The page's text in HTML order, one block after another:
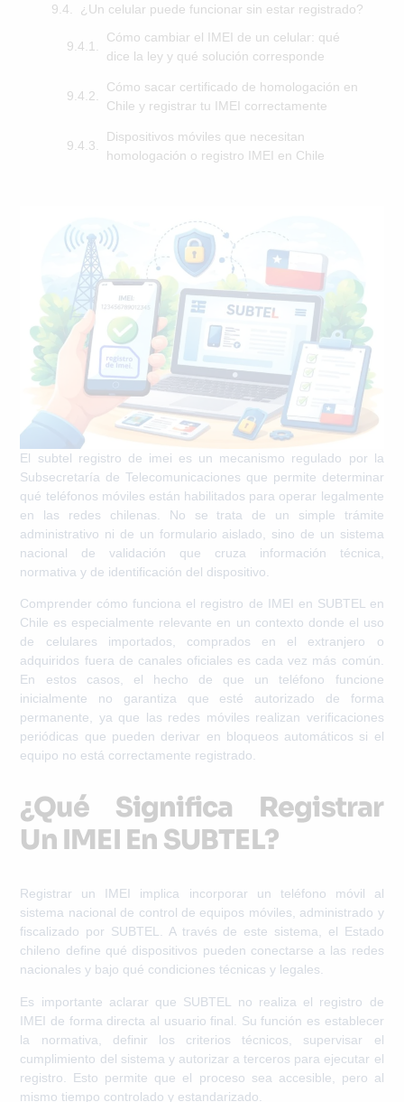
¿Un celular puede funcionar sin estar registrado?
Cómo cambiar el IMEI de un celular: qué
dice la ley y qué solución corresponde
Cómo sacar certificado de homologación en
Chile y registrar tu IMEI correctamente
Dispositivos móviles que necesitan
homologación o registro IMEI en Chile
El subtel registro de imei es un mecanismo regulado por la
Subsecretaría de Telecomunicaciones que permite determinar
qué teléfonos móviles están habilitados para operar legalmente
en las redes chilenas. No se trata de un simple trámite
administrativo ni de un formulario aislado, sino de un sistema
nacional de validación que cruza información técnica,
normativa y de identificación del dispositivo.
Comprender cómo funciona el registro de IMEI en SUBTEL en
Chile es especialmente relevante en un contexto donde el uso
de celulares importados, comprados en el extranjero o
adquiridos fuera de canales oficiales es cada vez más común.
En estos casos, el hecho de que un teléfono funcione
inicialmente no garantiza que esté autorizado de forma
permanente, ya que las redes móviles realizan verificaciones
periódicas que pueden derivar en bloqueos automáticos si el
equipo no está correctamente registrado.
¿Qué Significa Registrar
Un IMEI En SUBTEL?
Registrar un IMEI implica incorporar un teléfono móvil al
sistema nacional de control de equipos móviles, administrado y
fiscalizado por SUBTEL. A través de este sistema, el Estado
chileno define qué dispositivos pueden conectarse a las redes
nacionales y bajo qué condiciones técnicas y legales.
Es importante aclarar que SUBTEL no realiza el registro de
IMEI de forma directa al usuario final . Su función es establecer
la normativa, definir los criterios técnicos, supervisar el
cumplimiento del sistema y autorizar a terceros para ejecutar el
registro. Esto permite que el proceso sea accesible, pero al
mismo tiempo controlado y estandarizado.